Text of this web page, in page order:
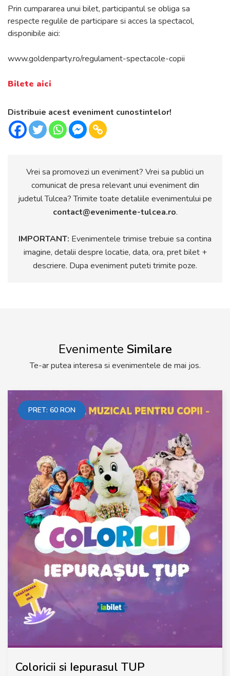
Prin cumpararea unui bilet, participantul se obliga sa
respecte regulile de participare si acces la spectacol,
disponibile aici:
www.goldenparty.ro/regulament-spectacole-copii
Bilete aici
Distribuie acest eveniment cunostintelor!
Vrei sa promovezi un eveniment? Vrei sa publici un
comunicat de presa relevant unui eveniment din
judetul Tulcea? Trimite toate detaliile evenimentului pe
contact@evenimente-tulcea.ro.
IMPORTANT: Evenimentele trimise trebuie sa contina
imagine, detalii despre locatie, data, ora, pret bilet +
descriere. Dupa eveniment puteti trimite poze.
Evenimente Similare
Te-ar putea interesa si evenimentele de mai jos.
PRET: 60 RON
Coloricii si Iepurasul TUP